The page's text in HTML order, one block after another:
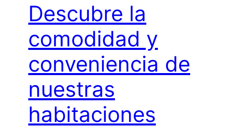
Descubre la
comodidad y
conveniencia de
nuestras
habitaciones